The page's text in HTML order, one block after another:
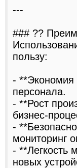
---
### ??
пользу:
- **Экономия
персонала.
- **Рост
бизнес-
-
мониторинг
- **Легкость
новых